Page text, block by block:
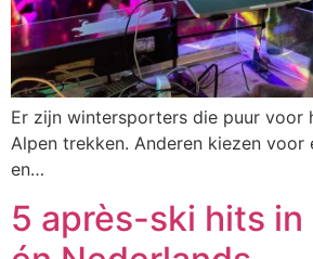
Er zijn wintersporters die puur voor
Alpen trekken. Anderen kiezen voor
en…
5 après-ski hits